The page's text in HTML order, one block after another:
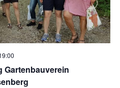
Gartenbauverein